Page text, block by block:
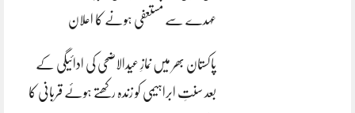
عہدے سے مستعفی ہونے کا اعلان
پاکستان بھر میں نمازِ عیدالاضحی کی ادائیگی کے
بعد سنتِ ابراہیمی کو زندہ رکھتے ہوئے قربانی کا